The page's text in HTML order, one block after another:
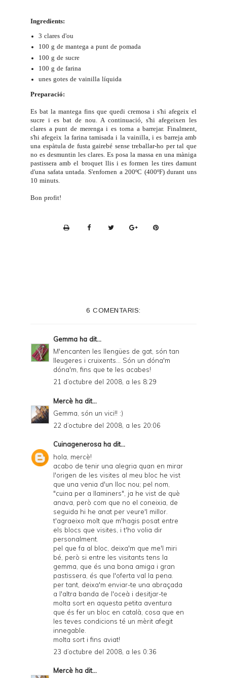
Ingredients:
3 clares d'ou
100 g de mantega a punt de pomada
100 g de sucre
100 g de farina
unes gotes de vainilla líquida
Preparació:
Es bat la mantega fins que quedi cremosa i s'hi afegeix el
sucre i es bat de nou. A continuació, s'hi afegeixen les
clares a punt de merenga i es torna a barrejar. Finalment,
s'hi afegeix la farina tamisada i la vainilla, i es barreja amb
una espàtula de fusta gairebé sense treballar-ho per tal que
no es desmuntin les clares. Es posa la massa en una màniga
pastissera amb el broquet llis i es formen les tires damunt
d'una safata untada. S'enfornen a 200ºC (400ºF) durant uns
10 minuts.
Bon profit!
r
i
e
l
a
n
d
P
D
F
6 COMENTARIS:
Gemma ha dit...
M'encanten les llengües de gat, són tan
lleugeres i cruixents... Són un dóna'm
dóna'm, fins que te les acabes!
21 d’octubre del 2008, a les 8:29
Mercè ha dit...
Gemma, són un vici!! :)
22 d’octubre del 2008, a les 20:06
Cuinagenerosa ha dit...
hola, mercè!
acabo de tenir una alegria quan en mirar
l'origen de les visites al meu bloc he vist
que una venia d'un lloc nou; pel nom,
"cuina per a llaminers", ja he vist de què
anava, però com que no el coneixia, de
seguida hi he anat per veure'l millor.
t'agraeixo molt que m'hagis posat entre
els blocs que visites, i t'ho volia dir
personalment.
pel que fa al bloc, deixa'm que me'l miri
bé, però si entre les visitants tens la
gemma, que és una bona amiga i gran
pastissera, és que l'oferta val la pena.
per tant, deixa'm enviar-te una abraçada
a l'altra banda de l'oceà i desitjar-te
molta sort en aquesta petita aventura
que és fer un bloc en català, cosa que en
les teves condicions té un mèrit afegit
innegable.
molta sort i fins aviat!
23 d’octubre del 2008, a les 0:36
Mercè ha dit...